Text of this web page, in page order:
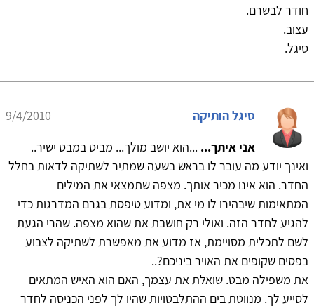
חודר לבשרם.
עצוב.
סיגל.
סיגל הותיקה
9/4/2010
אני איתך... ...הוא יושב מולך... מביט במבט ישיר..
ואינך יודע מה עובר לו בראש בשעה שמתיר לשתיקה לדאות בחלל
החדר. הוא אינו מכיר אותך. מצפה שתמצאי את המילים
המתאימות שיבהירו לו מי את, ומדוע טיפסת בגרם המדרגות כדי
להגיע לחדר הזה. ואולי רק חושבת את שהוא מצפה. שהרי הגעת
לשם לתכלית מסויימת, אז מדוע את מאפשרת לשתיקה לצבוע
בפסים שקופים את האויר ביניכם?..
את משפילה מבט. שואלת את עצמך, האם הוא האיש המתאים
לסייע לך. מנווטת בים ההתלבטויות שהיו לך לפני הכניסה לחדר